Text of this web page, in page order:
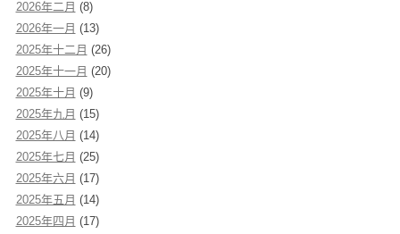
2026年二月 (8)
2026年一月 (13)
2025年十二月 (26)
2025年十一月 (20)
2025年十月 (9)
2025年九月 (15)
2025年八月 (14)
2025年七月 (25)
2025年六月 (17)
2025年五月 (14)
2025年四月 (17)